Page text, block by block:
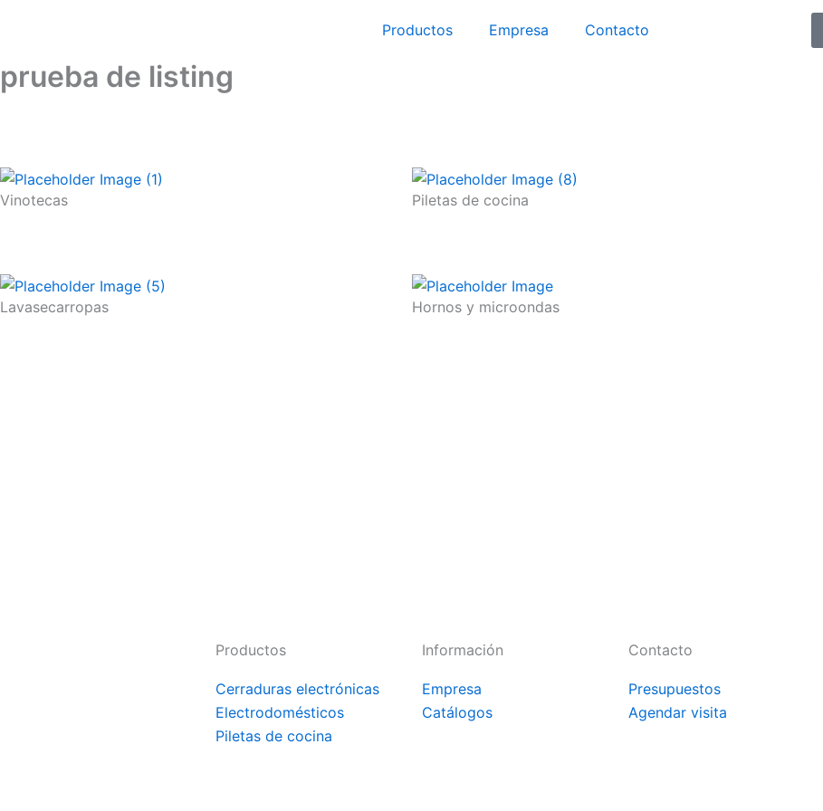
Productos Empresa Contacto
prueba de listing
Vinotecas Piletas de cocina
Lavasecarropas Hornos y microondas
Productos
Cerraduras electrónicas
Electrodomésticos
Piletas de cocina
Información
Empresa
Catálogos
Contacto
Presupuestos
Agendar visita